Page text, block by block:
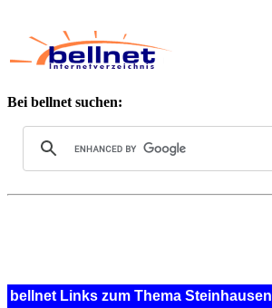
Bei bellnet suchen:
bellnet Links zum Thema Steinhausen